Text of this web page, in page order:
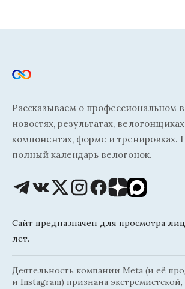
Рассказываем о профессиональном
новостях, результатах,
компонентах, форме и
полный календарь велогонок.
Сайт предназначен для просмотра
лет.
Деятельность компании Meta (и её
и Instagram) признана